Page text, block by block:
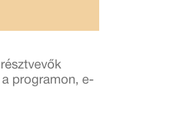
a programon, e-